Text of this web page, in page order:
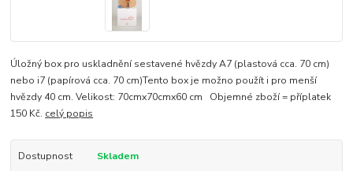
Úložný box pro uskladnění sestavené hvězdy A7 (plastová cca. 70 cm)
nebo i7 (papírová cca. 70 cm)Tento box je možno použít i pro menší
hvězdy 40 cm. Velikost: 70cmx70cmx60 cm Objemné zboží = příplatek
150 Kč. celý popis
Dostupnost
Skladem